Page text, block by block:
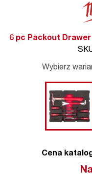
6 pc Packout
Wybierz
Cena